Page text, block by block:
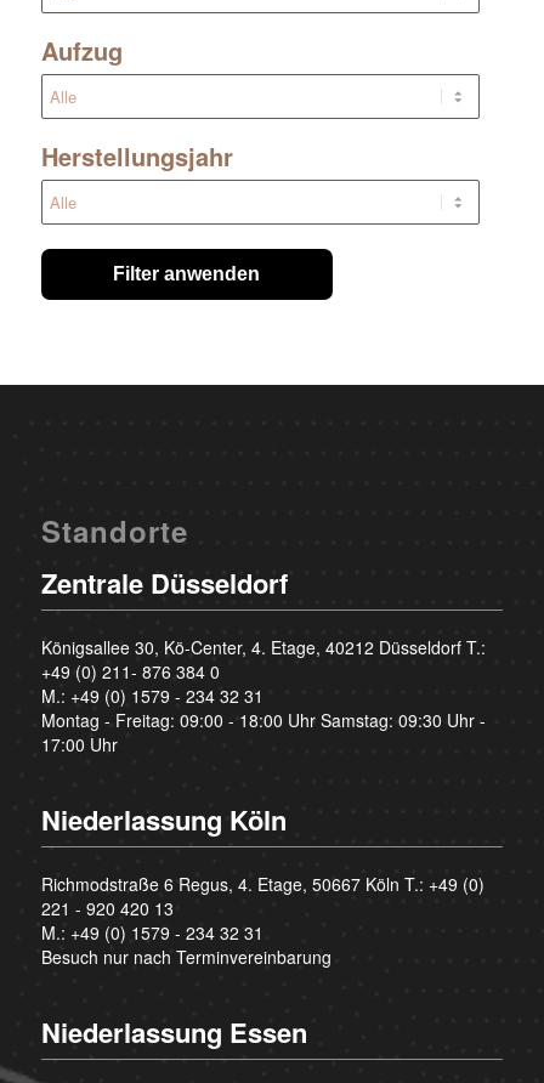
Aufzug
Herstellungsjahr
Filter anwenden
Standorte
Zentrale Düsseldorf
Königsallee 30, Kö-Center, 4. Etage, 40212 Düsseldorf T.:
+49 (0) 211- 876 384 0
M.: +49 (0) 1579 - 234 32 31
Montag - Freitag: 09:00 - 18:00 Uhr Samstag: 09:30 Uhr -
17:00 Uhr
Niederlassung Köln
Richmodstraße 6 Regus, 4. Etage, 50667 Köln T.: +49 (0)
221 - 920 420 13
M.: +49 (0) 1579 - 234 32 31
Besuch nur nach Terminvereinbarung
Niederlassung Essen